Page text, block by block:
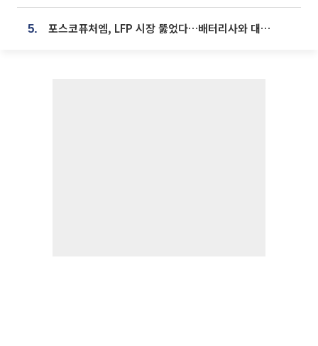
5. 포스코퓨처엠, LFP 시장 뚫었다…배터리사와 대규모 장기 공급 합의